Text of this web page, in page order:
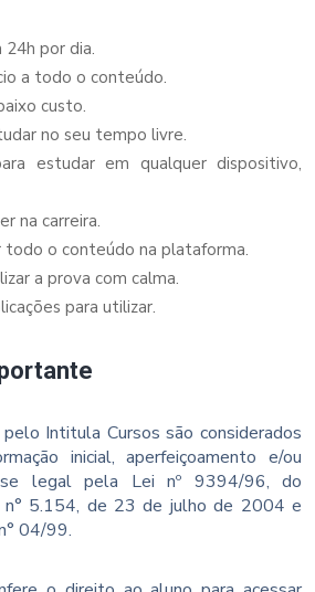
por dia.
a todo o conteúdo.
custo.
no seu tempo livre.
estudar em qualquer dispositivo,
na carreira.
o conteúdo na plataforma.
a prova com calma.
para utilizar.
Intitula Cursos são considerados
inicial, aperfeiçoamento e/ou
legal pela Lei nº 9394/96, do
n° 5.154, de 23 de julho de 2004 e
04/99.